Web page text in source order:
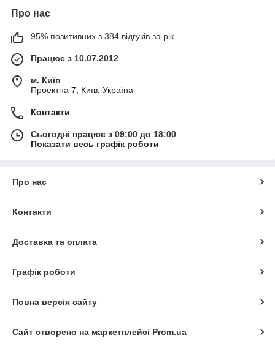
Про нас
95% позитивних з 384 відгуків за рік
Працює з 10.07.2012
м. Київ
Проектна 7, Київ, Україна
Контакти
Сьогодні працює з 09:00 до 18:00
Показати весь графік роботи
Про нас
Контакти
Доставка та оплата
Графік роботи
Повна версія сайту
Сайт створено на маркетплейсі Prom.ua